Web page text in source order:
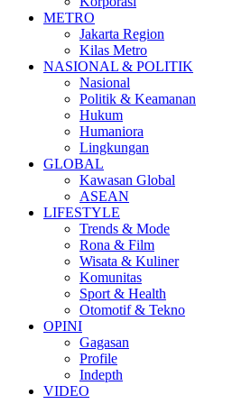
METRO
Jakarta Region
Kilas Metro
NASIONAL & POLITIK
Nasional
Politik & Keamanan
Hukum
Humaniora
Lingkungan
GLOBAL
Kawasan Global
ASEAN
LIFESTYLE
Trends & Mode
Rona & Film
Wisata & Kuliner
Komunitas
Sport & Health
Otomotif & Tekno
OPINI
Gagasan
Profile
Indepth
VIDEO